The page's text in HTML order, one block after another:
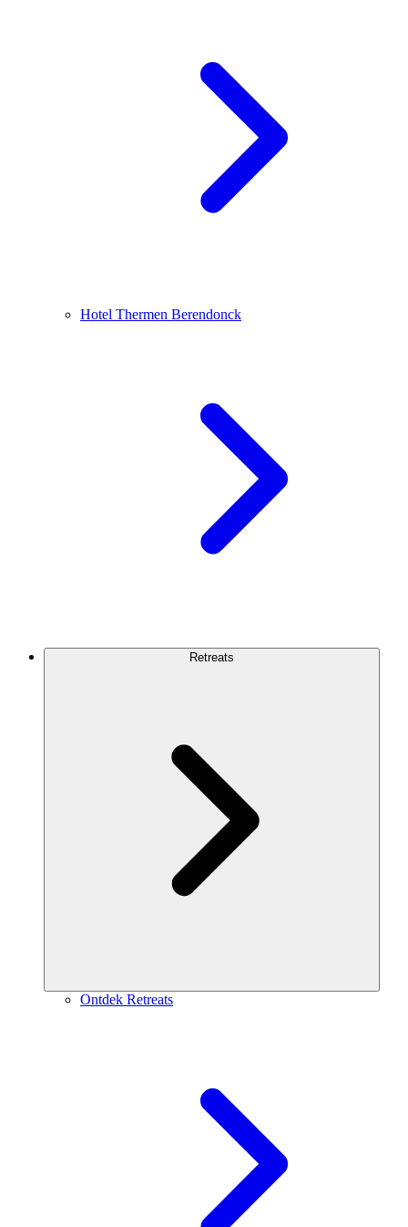
Hotel Thermen Berendonck
Retreats
Ontdek Retreats